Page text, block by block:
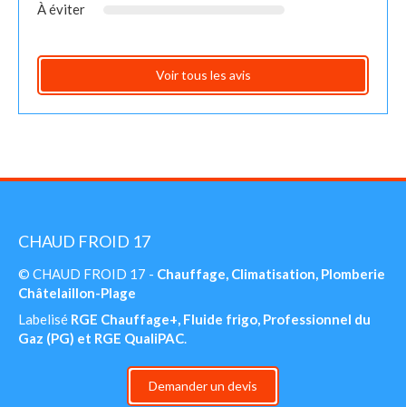
À éviter
Voir tous les avis
CHAUD FROID 17
© CHAUD FROID 17 - Chauffage, Climatisation, Plomberie
Châtelaillon-Plage
Labelisé RGE Chauffage+, Fluide frigo, Professionnel du
Gaz (PG) et RGE QualiPAC.
Demander un devis